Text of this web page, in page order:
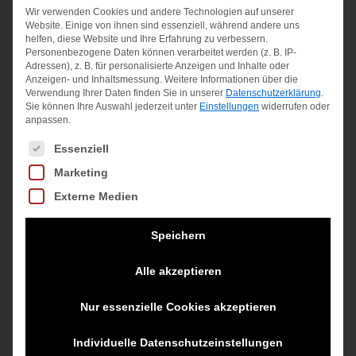
Indiana gelb-
rot
8,99€
zzgl. Versandkosten
BD FF TX S9
Sonstige
Hauptfarbe
69,95€Ursprünglicher
55,00€Aktueller
Wir verwenden Cookies und andere Technologien auf unserer
Website. Einige von ihnen sind essenziell, während andere uns
helfen, diese Website und Ihre Erfahrung zu verbessern.
Personenbezogene Daten können verarbeitet werden (z. B. IP-
Adressen), z. B. für personalisierte Anzeigen und Inhalte oder
Anzeigen- und Inhaltsmessung. Weitere Informationen über die
Verwendung Ihrer Daten finden Sie in unserer Datenschutzerklärung.
Sie können Ihre Auswahl jederzeit unter Einstellungen widerrufen oder
anpassen.
Es folgt eine Liste der Service-Gruppen, für die eine
Essenziell
Marketing
Externe Medien
Speichern
Alle akzeptieren
Nur essenzielle Cookies akzeptieren
Individuelle Datenschutzeinstellungen